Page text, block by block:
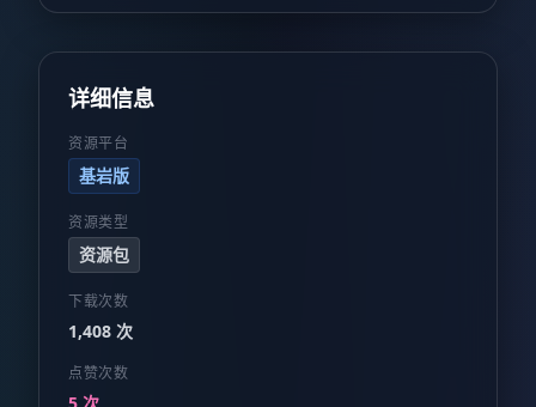
详细信息
资源平台
基岩版
资源类型
资源包
下载次数
1,408 次
点赞次数